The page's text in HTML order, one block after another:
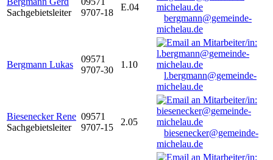
Sachgebietsleiter
9707-18
E.04
bergmann@gemeinde-
michelau.de
Bergmann Lukas
09571
9707-30
1.10
l.bergmann@gemeinde-
michelau.de
Biesenecker Rene
Sachgebietsleiter
09571
9707-15
2.05
biesenecker@gemeinde-
michelau.de